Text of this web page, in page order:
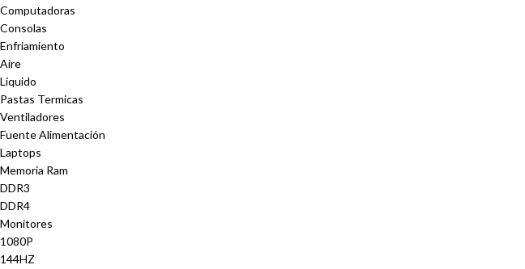
Computadoras
Consolas
Enfriamiento
Aire
Liquido
Pastas Termicas
Ventiladores
Fuente Alimentación
Laptops
Memoria Ram
DDR3
DDR4
Monitores
1080P
144HZ